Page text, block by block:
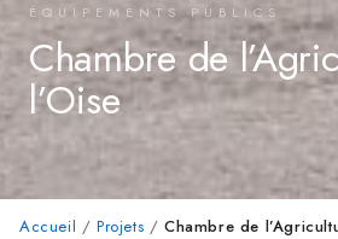
ÉQUIPEMENTS PUBLICS
Chambre de
l’Oise
Accueil /Projets /Chambre de